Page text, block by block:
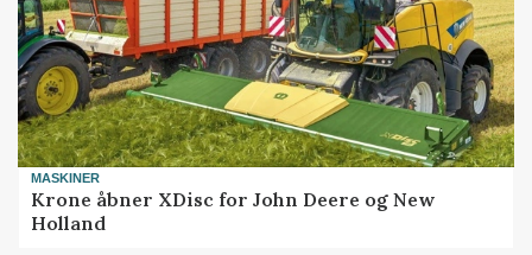
MASKINER
Krone åbner XDisc for John Deere og New
Holland